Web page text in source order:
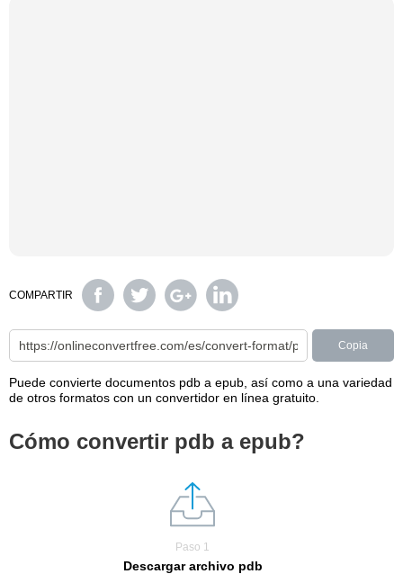
COMPARTIR
Copia
Puede convierte documentos pdb a epub, así como a una variedad
de otros formatos con un convertidor en línea gratuito.
Cómo convertir pdb a epub?
Paso 1
Descargar archivo pdb